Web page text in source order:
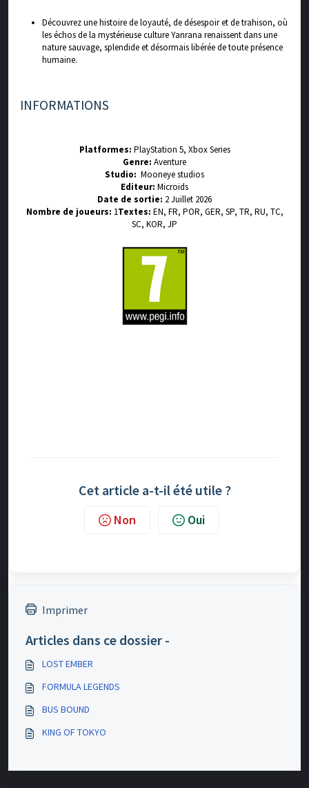
Découvrez une histoire de loyauté, de désespoir et de trahison, où
les échos de la mystérieuse culture Yanrana renaissent dans une
nature sauvage, splendide et désormais libérée de toute présence
humaine.
INFORMATIONS
Platformes: PlayStation 5, Xbox Series
Genre: Aventure
Studio: Mooneye studios
Editeur: Microids
Date de sortie: 2 Juillet 2026
Nombre de joueurs: 1Textes: EN, FR, POR, GER, SP, TR, RU, TC,
SC, KOR, JP
Cet article a-t-il été utile ?
Non Oui
Imprimer
Articles dans ce dossier -
LOST EMBER
FORMULA LEGENDS
BUS BOUND
KING OF TOKYO